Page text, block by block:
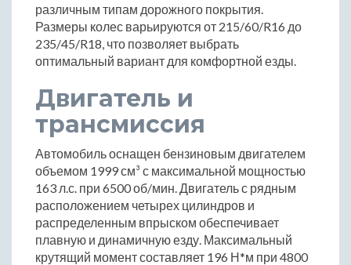
различным типам дорожного покрытия.
Размеры колес варьируются от 215/60/R16 до
235/45/R18, что позволяет выбрать
оптимальный вариант для комфортной езды.
Двигатель и
трансмиссия
Автомобиль оснащен бензиновым двигателем
объемом 1999 см³ с максимальной мощностью
163 л.с. при 6500 об/мин. Двигатель с рядным
расположением четырех цилиндров и
распределенным впрыском обеспечивает
плавную и динамичную езду. Максимальный
крутящий момент составляет 196 Н*м при 4800